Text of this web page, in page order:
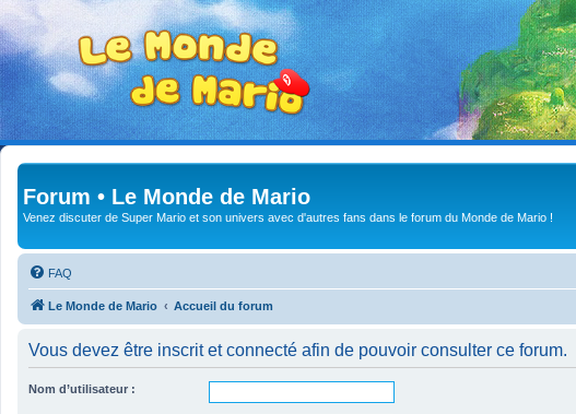
Forum • Le Monde de Mario
Venez discuter de Super Mario et son univers avec d'autres fans dans le forum du Monde de Mario !
FAQ
Le Monde de Mario Accueil du forum
Vous devez être inscrit et connecté afin de pouvoir consulter ce forum.
Nom d’utilisateur :